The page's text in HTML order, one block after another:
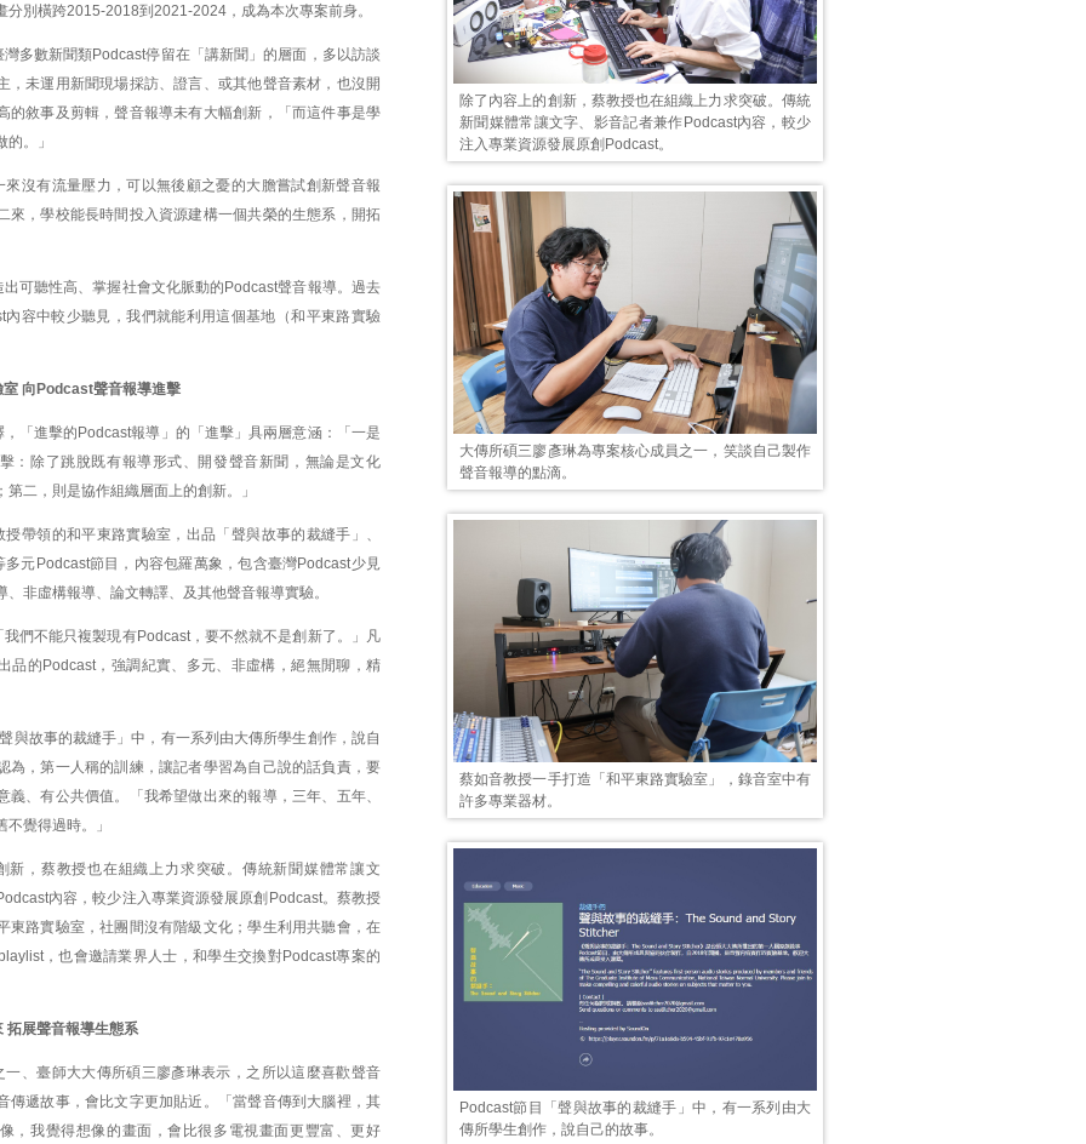
除了內容上的創新，蔡教授也在組織上力求突破。傳統
新聞媒體常讓文字、影音記者兼作Podcast內容，較少
注入專業資源發展原創Podcast。
大傳所碩三廖彥琳為專案核心成員之一，笑談自己製作
聲音報導的點滴。
蔡如音教授一手打造「和平東路實驗室」，錄音室中有
許多專業器材。
Podcast節目「聲與故事的裁縫手」中，有一系列由大
傳所學生創作，說自己的故事。
分別橫跨2015-2018到2021-2024，成為本次專案前身。
多數新聞類Podcast停留在「講新聞」的層面，多以訪談
，未運用新聞現場採訪、證言、或其他聲音素材，也沒開
的敘事及剪輯，聲音報導未有大幅創新，「而這件事是學
。」
來沒有流量壓力，可以無後顧之憂的大膽嘗試創新聲音報
來，學校能長時間投入資源建構一個共榮的生態系，開拓
可聽性高、掌握社會文化脈動的Podcast聲音報導。過去
內容中較少聽見，我們就能利用這個基地（和平東路實驗
室 向Podcast聲音報導進擊
「進擊的Podcast報導」的「進擊」具兩層意涵：「一是
：除了跳脫既有報導形式、開發聲音新聞，無論是文化
第二，則是協作組織層面上的創新。」
帶領的和平東路實驗室，出品「聲與故事的裁縫手」、
多元Podcast節目，內容包羅萬象，包含臺灣Podcast少見
、非虛構報導、論文轉譯、及其他聲音報導實驗。
們不能只複製現有Podcast，要不然就不是創新了。」凡
品的Podcast，強調紀實、多元、非虛構，絕無閒聊，精
與故事的裁縫手」中，有一系列由大傳所學生創作，說自
為，第一人稱的訓練，讓記者學習為自己說的話負責，要
義、有公共價值。「我希望做出來的報導，三年、五年、
覺得過時。」
新，蔡教授也在組織上力求突破。傳統新聞媒體常讓文
內容，較少注入專業資源發展原創Podcast。蔡教授
東路實驗室，社團間沒有階級文化；學生利用共聽會，在
，也會邀請業界人士，和學生交換對Podcast專案的
拓展聲音報導生態系
一、臺師大大傳所碩三廖彥琳表示，之所以這麼喜歡聲音
傳遞故事，會比文字更加貼近。「當聲音傳到大腦裡，其
，我覺得想像的畫面，會比很多電視畫面更豐富、更好